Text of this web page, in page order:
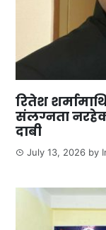
रितेश
संलग्नता
दाबी
July 13, 2026 by